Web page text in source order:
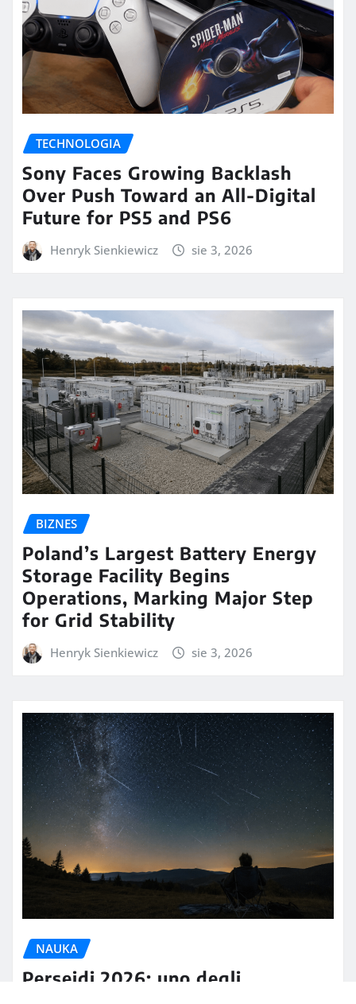
TECHNOLOGIA
Sony Faces Growing Backlash
Over Push Toward an All-Digital
Future for PS5 and PS6
Henryk Sienkiewicz sie 3, 2026
BIZNES
Poland’s Largest Battery Energy
Storage Facility Begins
Operations, Marking Major Step
for Grid Stability
Henryk Sienkiewicz sie 3, 2026
NAUKA
Perseidi 2026: uno degli